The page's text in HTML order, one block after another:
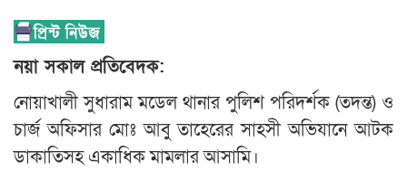
নয়া সকাল প্রতিবেদক:
নোয়াখালী সুধারাম মডেল থানার পুলিশ পরিদর্শক (তদন্ত) ও
চার্জ অফিসার মোঃ আবু তাহেরের সাহসী অভিযানে আটক
ডাকাতিসহ একাধিক মামলার আসামি।